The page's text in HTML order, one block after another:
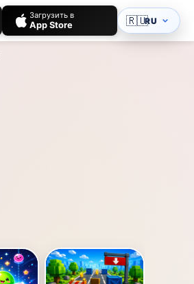
Загрузить в
App Store 🇷🇺RU